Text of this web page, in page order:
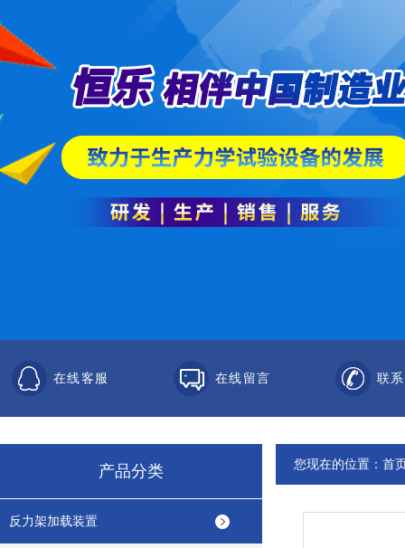
在线客服 在线留言 联
产品分类
反力架加载装置
您现在的位置： 首